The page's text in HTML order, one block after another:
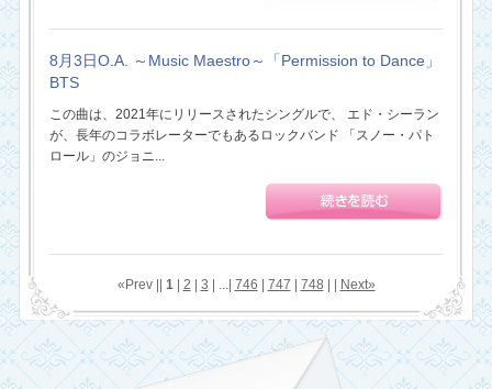
8月3日O.A. ～Music Maestro～「Permission to Dance」
BTS
この曲は、2021年にリリースされたシングルで、 エド・シーラン
が、長年のコラボレーターでもあるロックバンド 「スノー・パト
ロール」のジョニ...
«Prev || 1| 2 3 | ...| 746 747 748 Next»